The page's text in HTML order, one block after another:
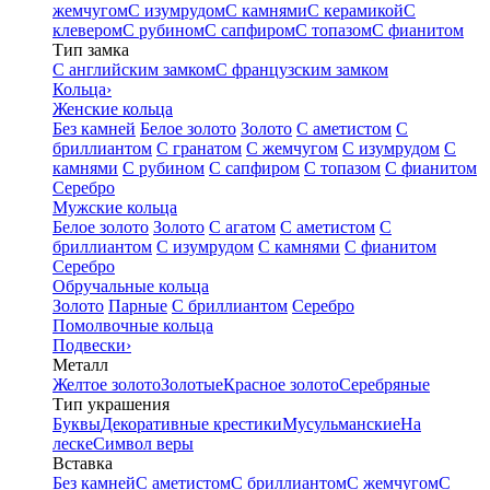
жемчугомС изумрудомС камнямиС керамикойС
клеверомС рубиномС сапфиромС топазомС фианитом
Тип замка
С английским замкомС французским замком
Кольца›
Женские кольца
Без камней Белое золото Золото С аметистом С
бриллиантом С гранатом С жемчугом С изумрудом С
камнями С рубином С сапфиром С топазом С фианитом
Серебро
Мужские кольца
Белое золото Золото С агатом С аметистом С
бриллиантом С изумрудом С камнями С фианитом
Серебро
Обручальные кольца
Золото Парные С бриллиантом Серебро
Помолвочные кольца
Подвески›
Металл
Желтое золотоЗолотыеКрасное золотоСеребряные
Тип украшения
БуквыДекоративные крестикиМусульманскиеНа
лескеСимвол веры
Вставка
Без камнейС аметистомС бриллиантомС жемчугомС